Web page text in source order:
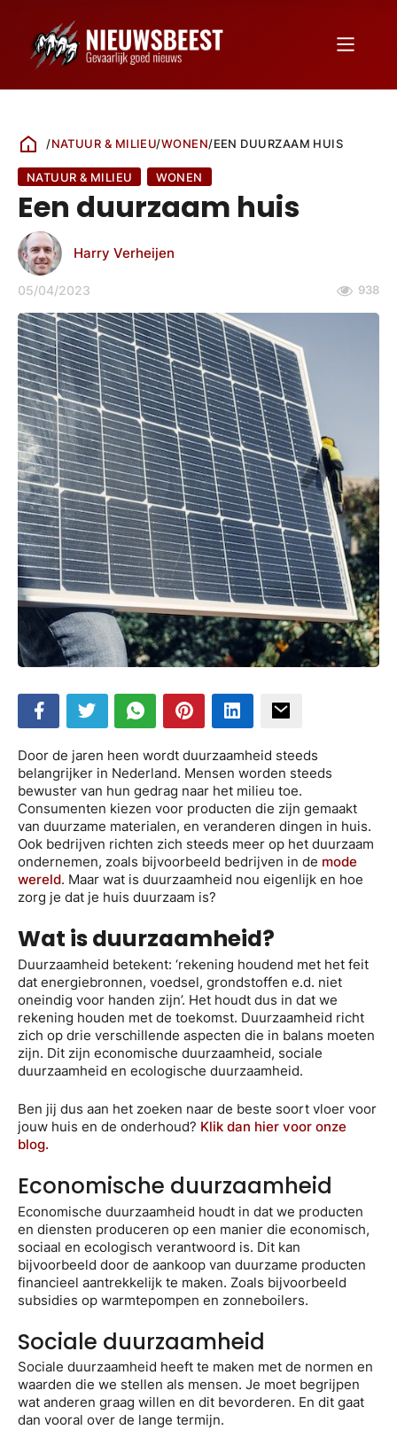
/NATUUR & MILIEU/WONEN/EEN DUURZAAM HUIS
NATUUR & MILIEU WONEN
Een duurzaam huis
Harry Verheijen
05/04/2023 938
Door de jaren heen wordt duurzaamheid steeds
belangrijker in Nederland. Mensen worden steeds
bewuster van hun gedrag naar het milieu toe.
Consumenten kiezen voor producten die zijn gemaakt
van duurzame materialen, en veranderen dingen in huis.
Ook bedrijven richten zich steeds meer op het duurzaam
ondernemen, zoals bijvoorbeeld bedrijven in de mode
wereld. Maar wat is duurzaamheid nou eigenlijk en hoe
zorg je dat je huis duurzaam is?
Wat is duurzaamheid?
Duurzaamheid betekent: ‘rekening houdend met het feit
dat energiebronnen, voedsel, grondstoffen e.d. niet
oneindig voor handen zijn’. Het houdt dus in dat we
rekening houden met de toekomst. Duurzaamheid richt
zich op drie verschillende aspecten die in balans moeten
zijn. Dit zijn economische duurzaamheid, sociale
duurzaamheid en ecologische duurzaamheid.
Ben jij dus aan het zoeken naar de beste soort vloer voor
jouw huis en de onderhoud? Klik dan hier voor onze
blog.
Economische duurzaamheid
Economische duurzaamheid houdt in dat we producten
en diensten produceren op een manier die economisch,
sociaal en ecologisch verantwoord is. Dit kan
bijvoorbeeld door de aankoop van duurzame producten
financieel aantrekkelijk te maken. Zoals bijvoorbeeld
subsidies op warmtepompen en zonneboilers.
Sociale duurzaamheid
Sociale duurzaamheid heeft te maken met de normen en
waarden die we stellen als mensen. Je moet begrijpen
wat anderen graag willen en dit bevorderen. En dit gaat
dan vooral over de lange termijn.